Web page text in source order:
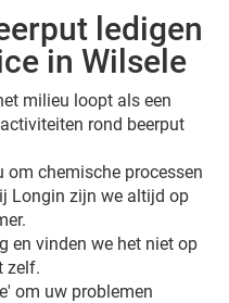
ledigen
in Wilsele
milieu loopt als een
rond beerput
om chemische processen
Longin zijn we altijd op
en vinden we het niet op
zelf.
om uw problemen